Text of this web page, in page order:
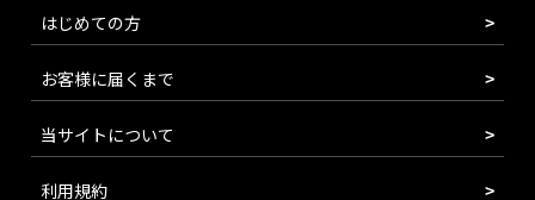
はじめての方
お客様に届くまで
当サイトについて
利用規約